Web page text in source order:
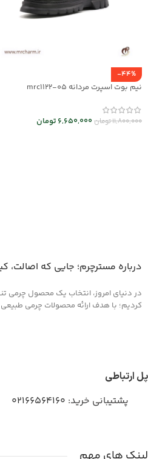
-44%
نیم بوت اسپرت مردانه mrc1122-05
11,800,000تومان6,650,000 تومان
درباره مسترچرم؛ جایی که اصالت،
در دنیای امروز، انتخاب یک محصول چرمی
کردیم؛ با هدف ارائه محصولات چرمی طبیعی
پل ارتباطی
پشتیبانی خرید: 02166564160